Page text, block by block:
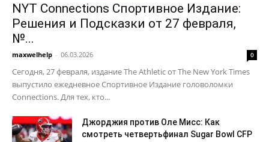
NYT Connections Спортивное Издание:
Решения и Подсказки от 27 февраля,
№...
maxwelhelp - 06.03.2026 0
Сегодня, 27 февраля, издание The Athletic от The New York Times
выпустило ежедневное Спортивное Издание головоломки
Connections. Для тех, кто...
Джорджия против Оле Мисс: Как
смотреть четвертьфинал Sugar Bowl CFP